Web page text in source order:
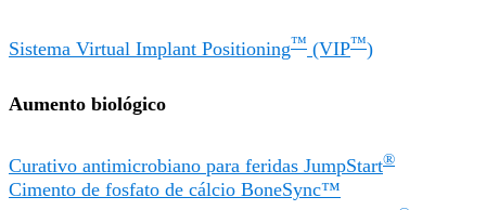
Sistema Virtual Implant Positioning™ (VIP™)
Aumento biológico
Curativo antimicrobiano para feridas JumpStart®
Cimento de fosfato de cálcio BoneSync™